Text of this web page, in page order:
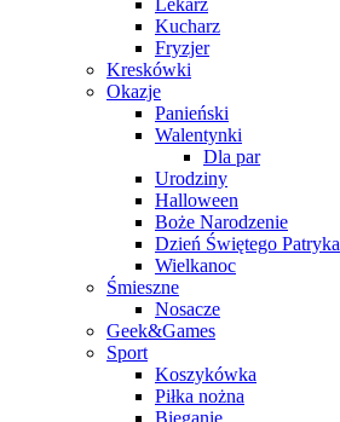
Lekarz
Kucharz
Fryzjer
Kreskówki
Okazje
Panieński
Walentynki
Dla par
Urodziny
Halloween
Boże Narodzenie
Dzień Świętego Patryka
Wielkanoc
Śmieszne
Nosacze
Geek&Games
Sport
Koszykówka
Piłka nożna
Bieganie